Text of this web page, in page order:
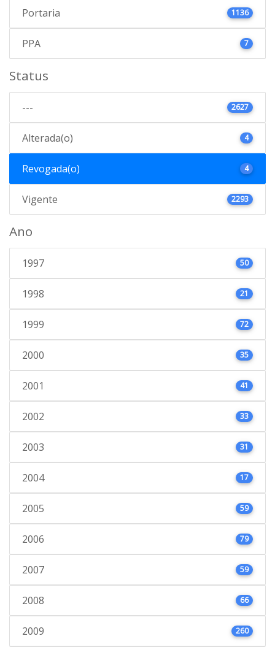
Portaria 1136
PPA 7
Status
--- 2627
Alterada(o) 4
Revogada(o) 4
Vigente 2293
Ano
1997 50
1998 21
1999 72
2000 35
2001 41
2002 33
2003 31
2004 17
2005 59
2006 79
2007 59
2008 66
2009 260